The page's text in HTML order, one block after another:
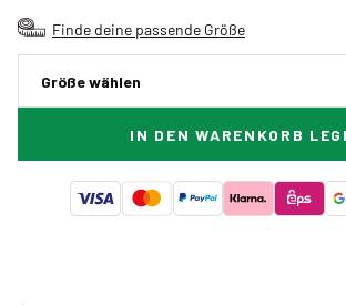
Finde deine passende Größe
Größe wählen
IN DEN WARENKORB